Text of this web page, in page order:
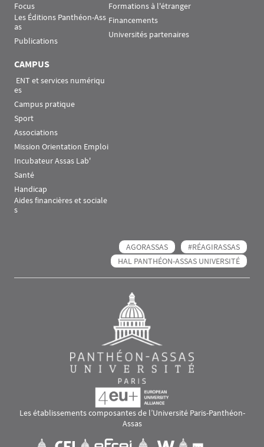
Focus
Les Éditions Panthéon-Ass
as
Publications
Formations à l'étranger
Financements
Universités partenaires
CAMPUS
es
Campus pratique
Sport
Associations
Mission Orientation Emploi
Incubateur Assas Lab'
Santé
Handicap
Aides financières et sociale
s
AGORASSAS
#RÉAGIRASSAS
HAL PANTHÉON-ASSAS UNIVERSITÉ
Les établissements composantes de l’Université Paris-Panthéon-
Assas
Visuel svgVisuel svg Visuel svgVisuel svg